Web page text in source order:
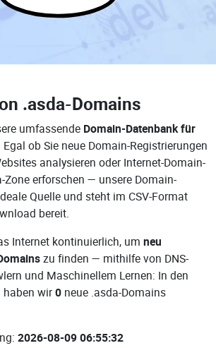
.asda-Domains
umfassende Domain-Datenbank für
Egal ob Sie neue Domain-Registrierungen
analysieren oder Internet-Domain-
Zone erforschen — unsere Domain-
Quelle und steht im CSV-Format
bereit.
Internet kontinuierlich, um neu
zu finden — mithilfe von DNS-
und Maschinellem Lernen: In den
haben wir0 neue .asda-Domains
2026-08-09 06:55:32